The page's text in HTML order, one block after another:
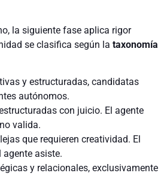
la siguiente fase aplica rigor
se clasifica según la taxonomía
y estructuradas, candidatas
autónomos.
con juicio. El agente
valida.
que requieren creatividad. El
agente asiste.
y relacionales, exclusivamente